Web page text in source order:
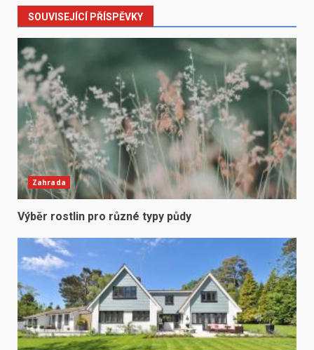
SOUVISEJÍCÍ PŘÍSPĚVKY
Zahrada
Výběr rostlin pro různé typy půdy